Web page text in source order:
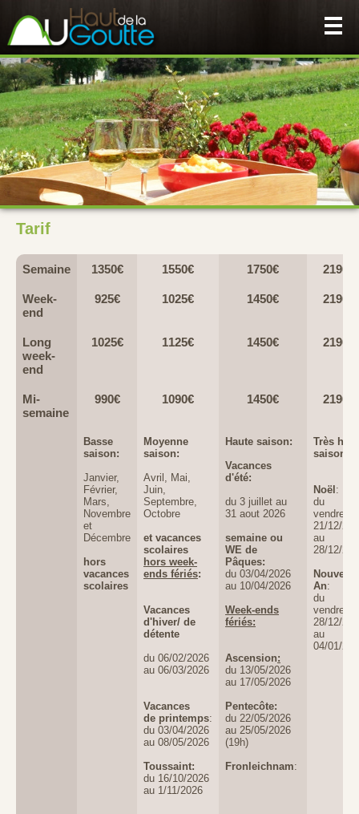
Tarif
Semaine 1350€ 1550€ 1750€ 2190€
Week-
end
925€ 1025€ 1450€ 2190
Long
week-
end
1025€ 1125€ 1450€ 2190
Mi-
semaine
990€ 1090€ 1450€ 2190
Basse
saison:
Janvier,
Février,
Mars,
Novembre
et
Décembre
hors
vacances
scolaires
Moyenne
saison:
Avril, Mai,
Juin,
Septembre,
Octobre
et vacances
scolaires
hors week-
ends fériés:
Vacances
d'hiver/ de
détente
du 06/02/2026
au 06/03/2026
Vacances
de printemps:
du 03/04/2026
au 08/05/2026
Toussaint:
du 16/10/2026
au 1/11/2026
Haute saison:
Vacances
d'été:
du 3 juillet au
31 aout 2026
semaine ou
WE de
Pâques:
du 03/04/2026
au 10/04/2026
Week-ends
fériés:
Ascension:
du 13/05/2026
au 17/05/2026
Pentecôte:
du 22/05/2026
au 25/05/2026
(19h)
Fronleichnam:
Très
saison:
Noël :
du
vendredi
21/12/
au
28/12/
Nouvel
An:
du
vendredi
28/12/
au
04/01/